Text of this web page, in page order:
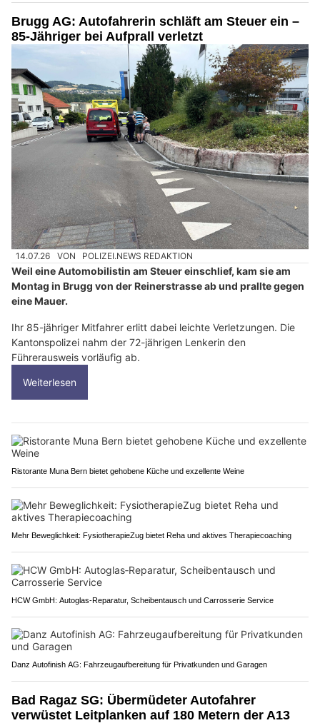
Brugg AG: Autofahrerin schläft am Steuer ein –
85-Jähriger bei Aufprall verletzt
14.07.26 VON POLIZEI.NEWS REDAKTION
Weil eine Automobilistin am Steuer einschlief, kam sie am
Montag in Brugg von der Reinerstrasse ab und prallte gegen
eine Mauer.
Ihr 85-jähriger Mitfahrer erlitt dabei leichte Verletzungen. Die
Kantonspolizei nahm der 72-jährigen Lenkerin den
Führerausweis vorläufig ab.
Weiterlesen
Ristorante Muna Bern bietet gehobene Küche und exzellente Weine
Mehr Beweglichkeit: FysiotherapieZug bietet Reha und aktives Therapiecoaching
HCW GmbH: Autoglas‑Reparatur, Scheibentausch und Carrosserie Service
Danz Autofinish AG: Fahrzeugaufbereitung für Privatkunden und Garagen
Bad Ragaz SG: Übermüdeter Autofahrer
verwüstet Leitplanken auf 180 Metern der A13